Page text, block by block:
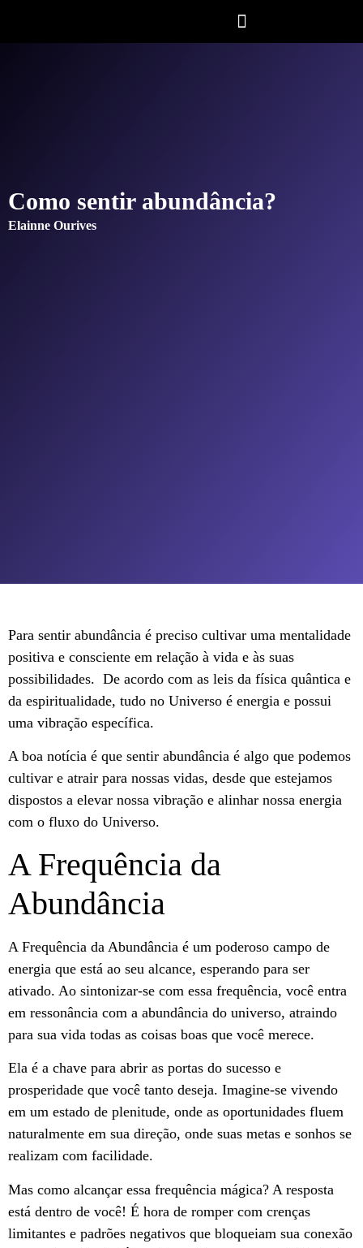
Como sentir abundância?
Elainne Ourives
Para sentir abundância é preciso cultivar uma mentalidade
positiva e consciente em relação à vida e às suas
possibilidades. De acordo com as leis da física quântica e
da espiritualidade, tudo no Universo é energia e possui
uma vibração específica.
A boa notícia é que sentir abundância é algo que podemos
cultivar e atrair para nossas vidas, desde que estejamos
dispostos a elevar nossa vibração e alinhar nossa energia
com o fluxo do Universo.
A Frequência da
Abundância
A Frequência da Abundância é um poderoso campo de
energia que está ao seu alcance, esperando para ser
ativado. Ao sintonizar-se com essa frequência, você entra
em ressonância com a abundância do universo, atraindo
para sua vida todas as coisas boas que você merece.
Ela é a chave para abrir as portas do sucesso e
prosperidade que você tanto deseja. Imagine-se vivendo
em um estado de plenitude, onde as oportunidades fluem
naturalmente em sua direção, onde suas metas e sonhos se
realizam com facilidade.
Mas como alcançar essa frequência mágica? A resposta
está dentro de você! É hora de romper com crenças
limitantes e padrões negativos que bloqueiam sua conexão